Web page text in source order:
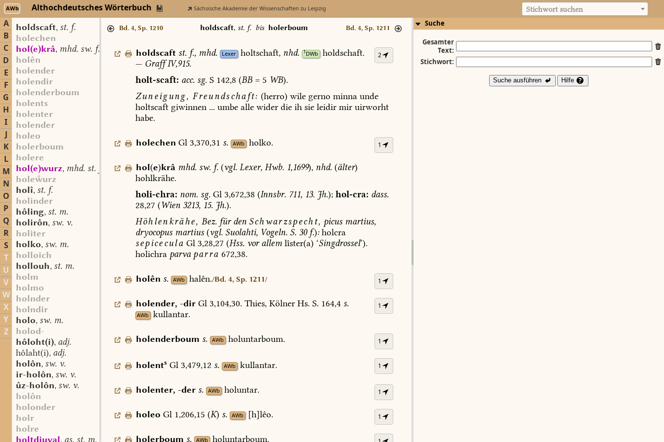
AWb Althochdeutsches Wörterbuch Sächsische Akademie der Wissenschaften zu Leipzig Stichwort suchen
A
B
C
D
E
F
G
H
I
J
K
L
M
N
O
P
Q
R
S
T
U
V
W
X
Y
Z
holdscaft, st. f.
holechen
hol(e)krâ, mhd. sw. f.
holên
holender
holendir
holenderboum
holents
holenter
holender
holeo
holerboum
holere
hol(e)wurz, mhd. st. f.
holeurz
holî, st. f.
holinder
hôling, st. m.
holirôn, sw. v.
holiter
holko, sw. m.
holloich
hollouh, st. m.
holm
holmo
holnder
holndir
holo, sw. m.
holod-
hôloht(i), adj.
hôlaht(i), adj.
holôn, sw. v.
ir-holôn, sw. v.
ûz-holôn, sw. v.
holôn
holonder
holr
holre
holtdiuval, as. st. m.
Bd. 4, Sp. 1210 holdscaft, st. f. bis holerboum Bd. 4, Sp. 1211
2
holdscaft st. f., mhd. Lexer holtschaft, nhd. 1DWb
holdschaft.
— GraffIV,915.
holt-scaft: acc.sg.S142,8 (BB=5 WB).
Zuneigung, Freundschaft: (herro) wilegerno minnaunde
holtscaftgiwinnen... umbeallewiderdieih sieleidirmiruirworht
habe.
1
holechen Gl 3,370,31 s. AWb holko.
hol(e)krâ mhd. sw. f. (vgl. Lexer, Hwb. 1,1699), nhd. (älter)
hohlkrähe.
holi-chra: nom.sg.Gl3,672,38 (Innsbr.711,13.Jh.); hol-cra: dass.
28,27 (Wien3213,15.Jh.).
Höhlenkrähe, Bez.fürden Schwarzspecht, picus martius,
dryocopusmartius(vgl.Suolahti,Vogeln. S.30f.):holcra
sepicecula Gl 3,28,27 (Hss. vorallem lîster(a) ‘Singdrossel’).
holichra parva parra 672,38.
1
holên s. AWb halên./Bd. 4, Sp. 1211/
1
holender, -dir Gl 3,104,30. Thies, Kölner Hs. S. 164,4 s.
AWb kullantar.
1
holenderboum s. AWb holuntarboum.
1
holents Gl 3,479,12 s. AWb kullantar.
1
holenter, -der s. AWb holuntar.
1
holeo Gl 1,206,15 (K) s. AWb [h]lêo.
holerboum s. AWb holuntarboum.
Suche
Gesamter
Text:
Stichwort:
Suche ausführen Hilfe